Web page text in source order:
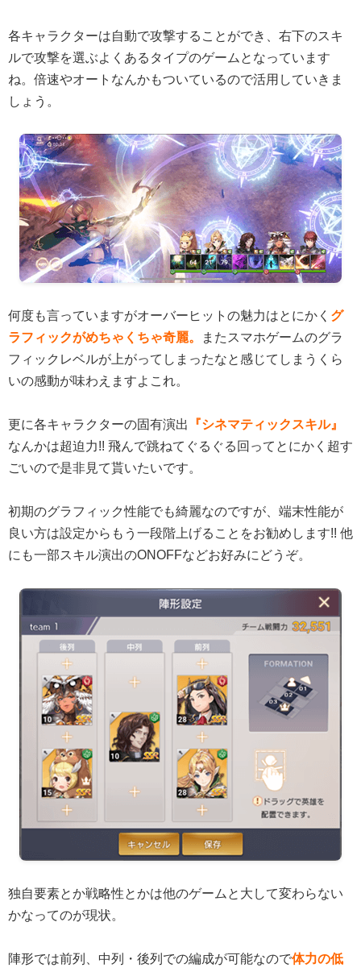
各キャラクターは自動で攻撃することができ、右下のスキ
ルで攻撃を選ぶよくあるタイプのゲームとなっています
ね。倍速やオートなんかもついているので活用していきま
しょう。
何度も言っていますがオーバーヒットの魅力はとにかく グ
ラフィックがめちゃくちゃ奇麗。
またスマホゲームのグラ
フィックレベルが上がってしまったなと感じてしまうくら
いの感動が味わえますよこれ。
更に各キャラクターの固有演出
『シネマティックスキル』
なんかは超迫力!! 飛んで跳ねてぐるぐる回ってとにかく超す
ごいので是非見て貰いたいです。
初期のグラフィック性能でも綺麗なのですが、端末性能が
良い方は設定からもう一段階上げることをお勧めします!! 他
にも一部スキル演出のONOFFなどお好みにどうぞ。
独自要素とか戦略性とかは他のゲームと大して変わらない
かなってのが現状。
陣形では前列、中列・後列での編成が可能なので体力の低